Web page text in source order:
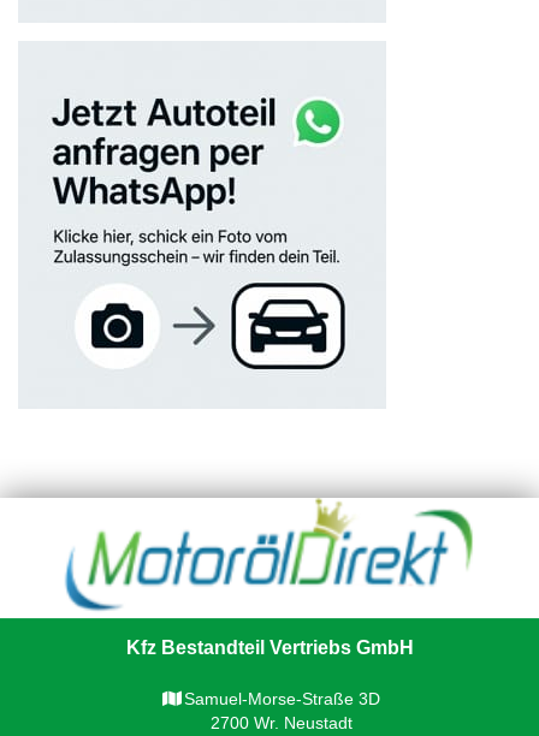
Kfz Bestandteil Vertriebs GmbH
Samuel-Morse-Straße 3D
2700 Wr. Neustadt